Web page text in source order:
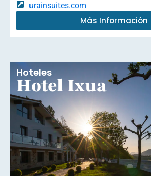
urainsuites.com
Más Información
Hoteles
Hotel Ixua